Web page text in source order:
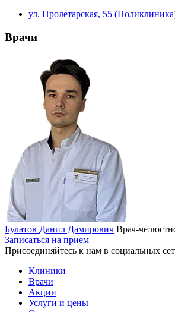
ул. Пролетарская, 55
Врачи
Булатов Данил Дамирович Врач-
Записаться на прием
Присоединяйтесь к нам в социальных
Клиники
Врачи
Акции
Услуги и цены